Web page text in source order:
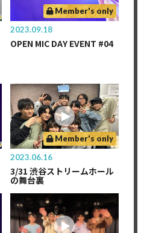
Member's only
2023.09.18
OPEN MIC DAY EVENT #04
Member's only
2023.06.16
3/31 渋谷ストリームホール
の舞台裏